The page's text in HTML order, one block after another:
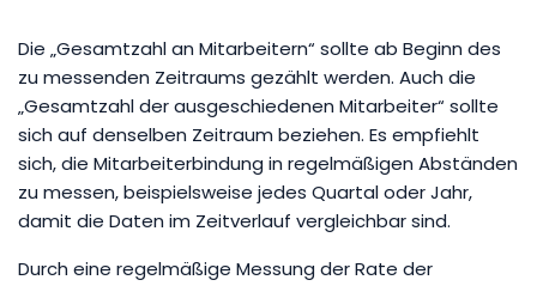
Die „Gesamtzahl an Mitarbeitern“ sollte ab Beginn des
zu messenden Zeitraums gezählt werden. Auch die
„Gesamtzahl der ausgeschiedenen Mitarbeiter“ sollte
sich auf denselben Zeitraum beziehen. Es empfiehlt
sich, die Mitarbeiterbindung in regelmäßigen Abständen
zu messen, beispielsweise jedes Quartal oder Jahr,
damit die Daten im Zeitverlauf vergleichbar sind.
Durch eine regelmäßige Messung der Rate der